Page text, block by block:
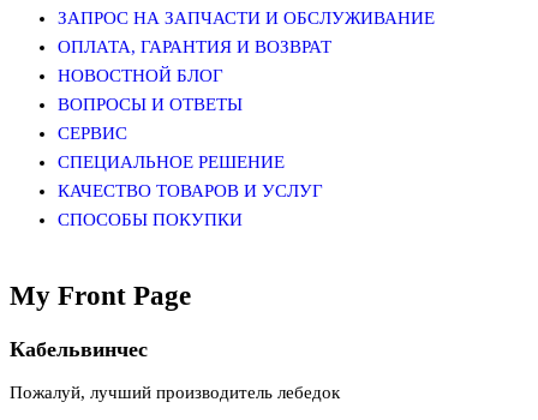
ЗАПРОС НА ЗАПЧАСТИ И ОБСЛУЖИВАНИЕ
ОПЛАТА, ГАРАНТИЯ И ВОЗВРАТ
НОВОСТНОЙ БЛОГ
ВОПРОСЫ И ОТВЕТЫ
СЕРВИС
СПЕЦИАЛЬНОЕ РЕШЕНИЕ
КАЧЕСТВО ТОВАРОВ И УСЛУГ
СПОСОБЫ ПОКУПКИ
My Front Page
Кабельвинчес
Пожалуй, лучший производитель лебедок